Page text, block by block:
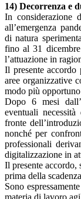
14) Decorrenza e
In considerazione
all’emergenza
di natura
fino al 31
l’attuazione in
Il presente accordo
aree organizzative
modo più
Dopo 6 mesi
eventuali
fronte
nonché per
professionali
digitalizzazione in
Il presente accordo,
prima della
Sono
materia di lavoro